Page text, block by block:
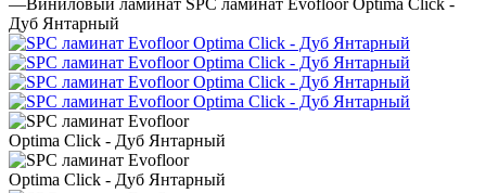
Дуб Янтарный